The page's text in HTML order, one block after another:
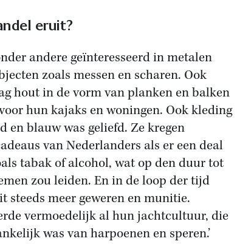
eruit?
andere geïnteresseerd in metalen
zoals messen en scharen. Ook
hout in de vorm van planken en balken
hun kajaks en woningen. Ook kleding
en blauw was geliefd. Ze kregen
van Nederlanders als er een deal
tabak of alcohol, wat op den duur tot
zou leiden. En in de loop der tijd
steeds meer geweren en munitie.
vermoedelijk al hun jachtcultuur, die
was van harpoenen en speren.’